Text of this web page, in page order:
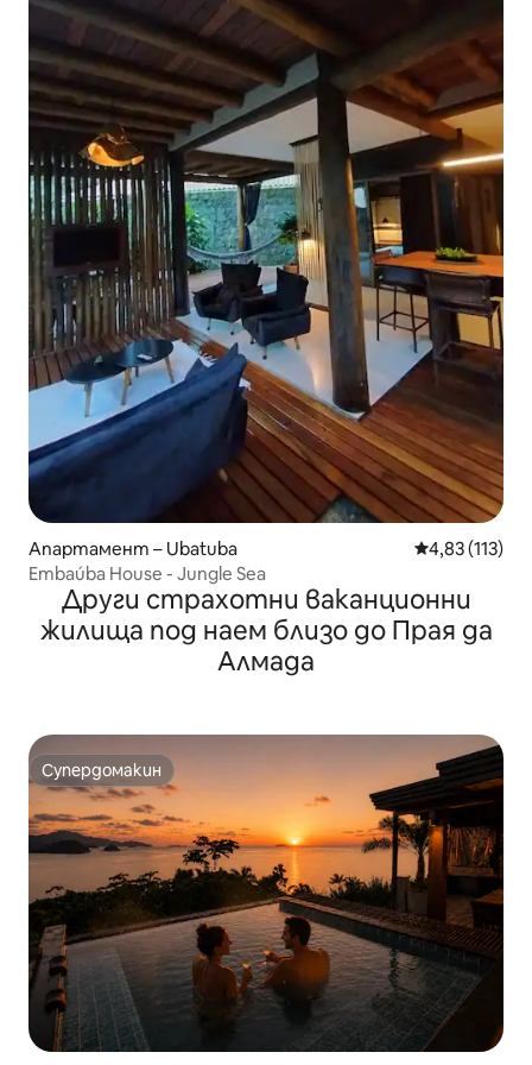
Апартамент – Ubatuba Средна
4,83 (113)
Embaúba House - Jungle Sea
Други страхотни ваканционни
жилища под наем близо до Прая да
Алмада
Супердомакин
Супердомакин